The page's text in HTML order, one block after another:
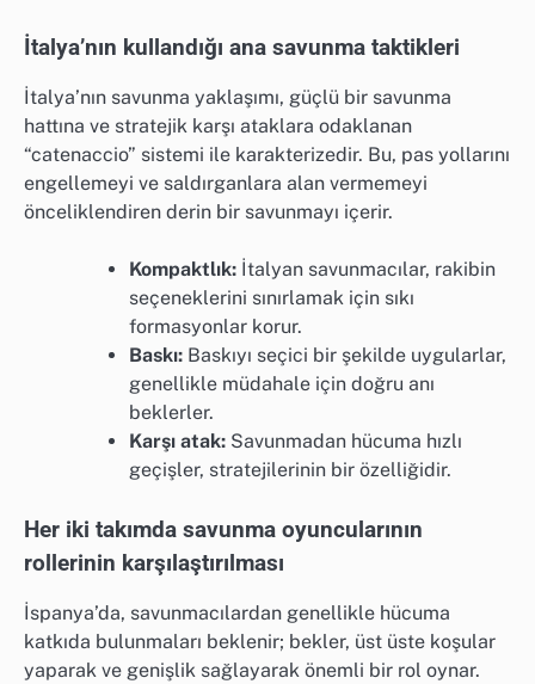
İtalya’nın kullandığı ana savunma taktikleri
İtalya’nın savunma yaklaşımı, güçlü bir savunma
hattına ve stratejik karşı ataklara odaklanan
“catenaccio” sistemi ile karakterizedir. Bu, pas yollarını
engellemeyi ve saldırganlara alan vermemeyi
önceliklendiren derin bir savunmayı içerir.
Kompaktlık: İtalyan savunmacılar, rakibin
seçeneklerini sınırlamak için sıkı
formasyonlar korur.
Baskı: Baskıyı seçici bir şekilde uygularlar,
genellikle müdahale için doğru anı
beklerler.
Karşı atak: Savunmadan hücuma hızlı
geçişler, stratejilerinin bir özelliğidir.
Her iki takımda savunma oyuncularının
rollerinin karşılaştırılması
İspanya’da, savunmacılardan genellikle hücuma
katkıda bulunmaları beklenir; bekler, üst üste koşular
yaparak ve genişlik sağlayarak önemli bir rol oynar.